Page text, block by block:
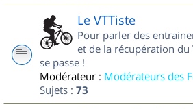
Le VTTiste
Pour parler des
et de la récupération du
se passe !
Modérateur : Modérateurs des
Sujets : 73